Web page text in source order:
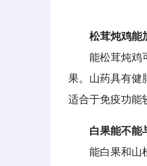
松茸炖鸡能
能松茸炖鸡可
果。山药具有健
适合于免疫功能
白果能不能
能白果和山楂